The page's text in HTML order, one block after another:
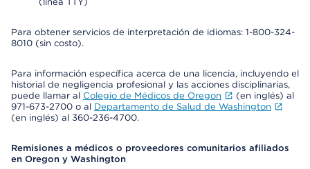
Para obtener servicios de interpretación de idiomas: 1-800-324-
8010 (sin costo).
Para información específica acerca de una licencia, incluyendo el
historial de negligencia profesional y las acciones disciplinarias,
puede llamar al Colegio de Médicos de Oregon
(en inglés) al
971-673-2700 o al Departamento de Salud de Washington
(en inglés) al 360-236-4700.
Remisiones a médicos o proveedores comunitarios afiliados
en Oregon y Washington